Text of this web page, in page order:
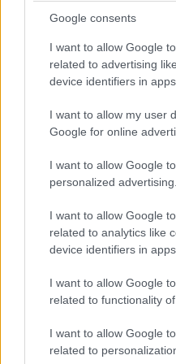
Google consents
I want to allow Google
related to advertising
device identifiers in apps.
I want to allow my user
Google for online
I want to allow Google
personalized advertising.
I want to allow Google
related to analytics like
device identifiers in apps.
I want to allow Google
related to functionality
I want to allow Google
related to
A cég a múlt héten
melyet jövő év elején
szeretnének bemutatni.
foglalkozik egy
mobiltelefonokat és más
vezetéknélküli technológia
konzorcium, melynek
űrkutatási központ, a
mint az Airbus, az
Inmarsat, a Siemens
Az AirCell rendszere
mobiltelefon
rendelkezik), valamint a
navigációs rendszerével,